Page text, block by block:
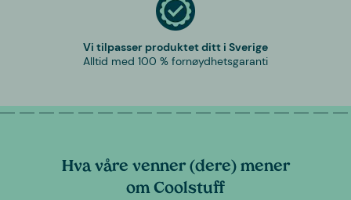
Vi tilpasser produktet ditt i Sverige
Alltid med 100 % fornøydhetsgaranti
Hva våre venner (dere) mener
om Coolstuff